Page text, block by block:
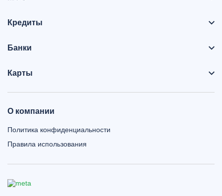
Кредиты
Банки
Карты
О компании
Политика конфиденциальности
Правила использования